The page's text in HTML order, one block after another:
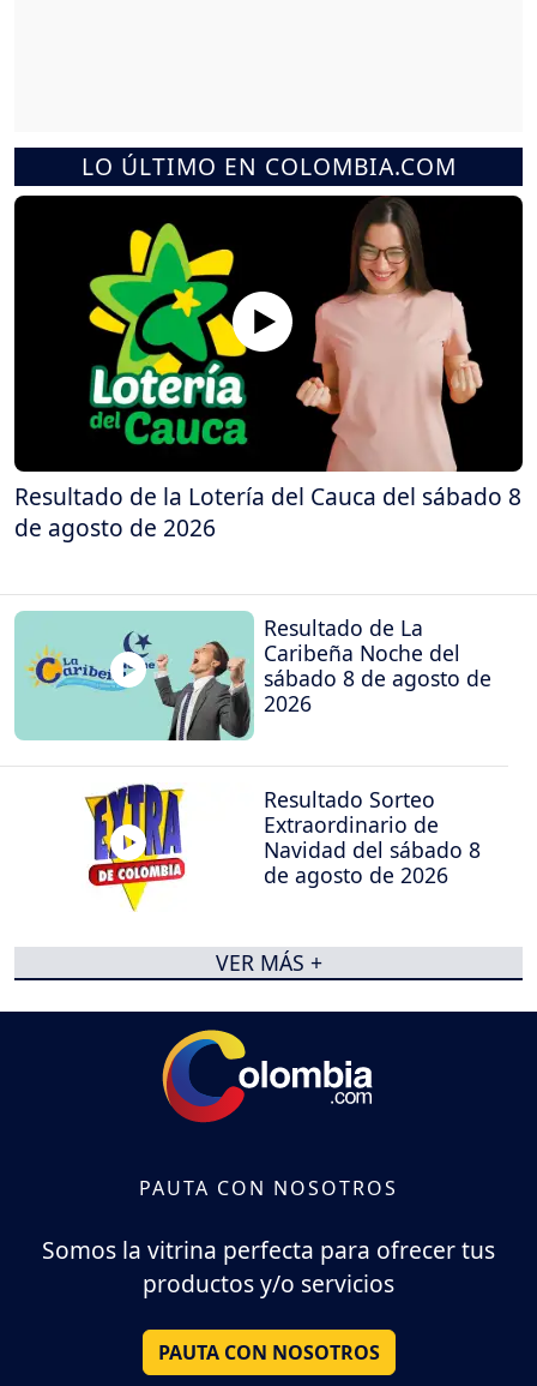
LO ÚLTIMO EN COLOMBIA.COM
Resultado de la Lotería del Cauca del sábado 8
de agosto de 2026
Resultado de La
Caribeña Noche del
sábado 8 de agosto de
2026
Resultado Sorteo
Extraordinario de
Navidad del sábado 8
de agosto de 2026
VER MÁS +
PAUTA CON NOSOTROS
Somos la vitrina perfecta para ofrecer tus
productos y/o servicios
PAUTA CON NOSOTROS